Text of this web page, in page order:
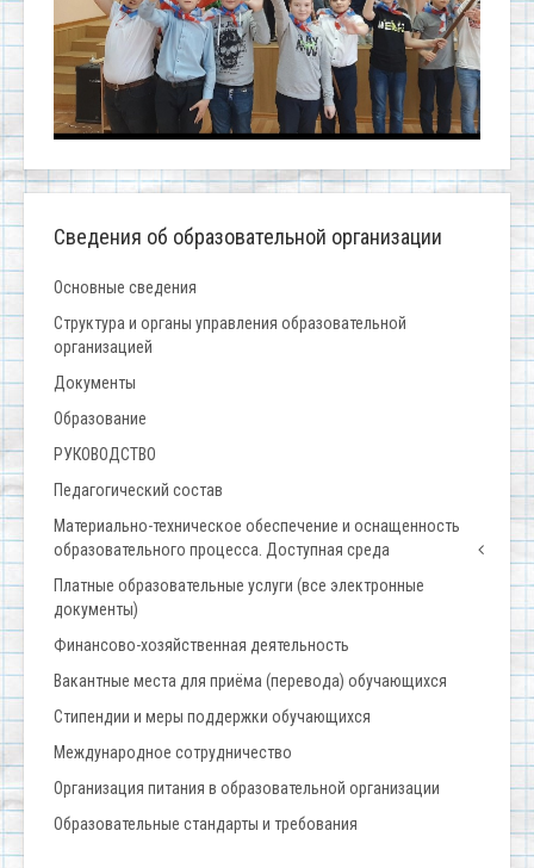
Сведения об образовательной организации
Основные сведения
Структура и органы управления образовательной
организацией
Документы
Образование
РУКОВОДСТВО
Педагогический состав
Материально-техническое обеспечение и оснащенность
образовательного процесса. Доступная среда
Платные образовательные услуги (все электронные
документы)
Финансово-хозяйственная деятельность
Вакантные места для приёма (перевода) обучающихся
Стипендии и меры поддержки обучающихся
Международное сотрудничество
Организация питания в образовательной организации
Образовательные стандарты и требования